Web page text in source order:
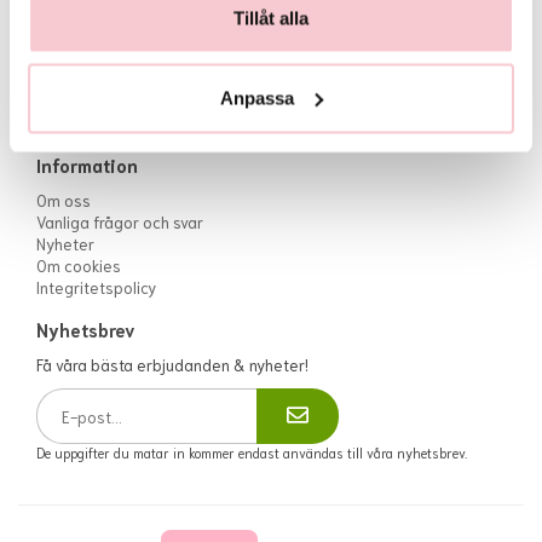
Tillåt alla
Anpassa
Öppettider:
Helgdagar: Stängt
Köpvillkor
Logga in
Information
Om oss
Vanliga frågor och svar
Nyheter
Om cookies
Integritetspolicy
Nyhetsbrev
Få våra bästa erbjudanden & nyheter!
De uppgifter du matar in kommer endast användas till våra nyhetsbrev.